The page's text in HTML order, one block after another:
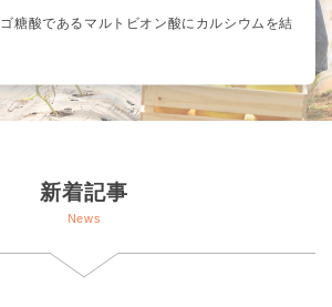
糖酸であるマルトビオン酸にカルシウムを結
新着記事
News